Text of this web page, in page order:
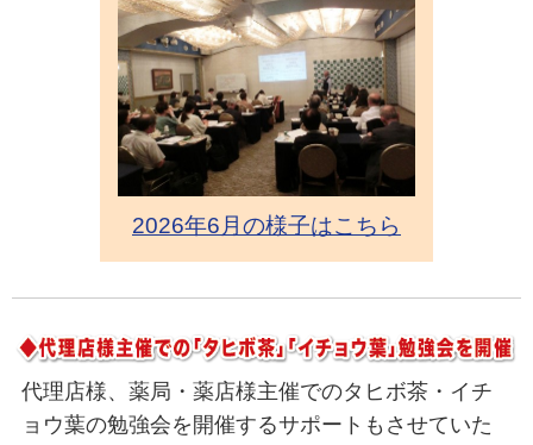
2026年6月の様子はこちら
代理店様、薬局・薬店様主催でのタヒボ茶・イチ
ョウ葉の勉強会を開催するサポートもさせていた